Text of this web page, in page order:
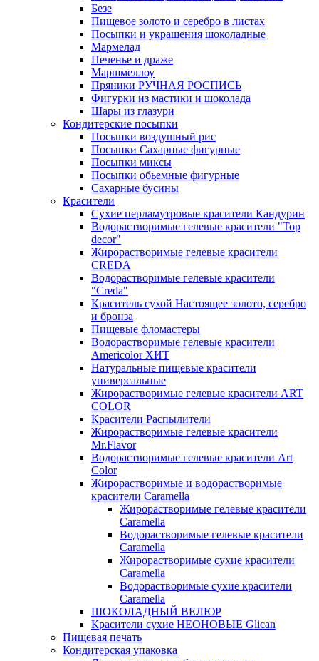
Безе
Пищевое золото и серебро в листах
Посыпки и украшения шоколадные
Мармелад
Печенье и драже
Маршмеллоу
Пряники РУЧНАЯ РОСПИСЬ
Фигурки из мастики и шоколада
Шары из глазури
Кондитерские посыпки
Посыпки воздушный рис
Посыпки Сахарные фигурные
Посыпки миксы
Посыпки обьемные фигурные
Сахарные бусины
Красители
Сухие перламутровые красители Кандурин
Водорастворимые гелевые красители "Top
decor"
Жирорастворимые гелевые красители
CREDA
Водорастворимые гелевые красители
"Creda"
Краситель сухой Настоящее золото, серебро
и бронза
Пищевые фломастеры
Водорастворимые гелевые красители
Americolor ХИТ
Натуральные пищевые красители
универсальные
Жирорастворимые гелевые красители ART
COLOR
Красители Распылители
Жирорастворимые гелевые красители
Mr.Flavor
Водорастворимые гелевые красители Art
Color
Жирорастворимые и водорастворимые
красители Caramella
Жирорастворимые гелевые красители
Caramella
Водорастворимые гелевые красители
Caramella
Жирорастворимые сухие красители
Caramella
Водорастворимые сухие красители
Caramella
ШОКОЛАДНЫЙ ВЕЛЮР
Красители сухие НЕОНОВЫЕ Glican
Пищевая печать
Кондитерская упаковка